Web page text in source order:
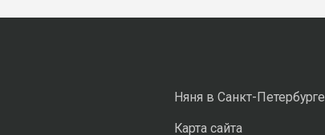
Няня в Санкт-Петербурге
Карта сайта